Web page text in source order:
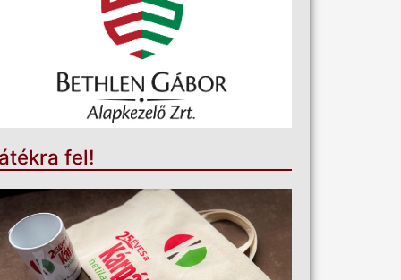
fel!